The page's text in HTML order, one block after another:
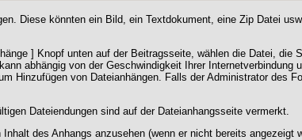
Diese könnten ein Bild, ein Textdokument, eine Zip Datei
] Knopf unten auf der Beitragsseite, wählen die Datei,
abhängig von der Geschwindigkeit Ihrer
Hinzufügen von Dateianhängen. Falls der Administrator des
Dateiendungen sind auf der Dateianhangsseite vermerkt.
des Anhangs anzusehen (wenn er nicht bereits